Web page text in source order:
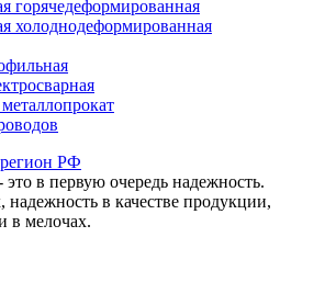
горячедеформированная
холоднодеформированная
в первую очередь надежность.
надежность в качестве продукции,
в мелочах.